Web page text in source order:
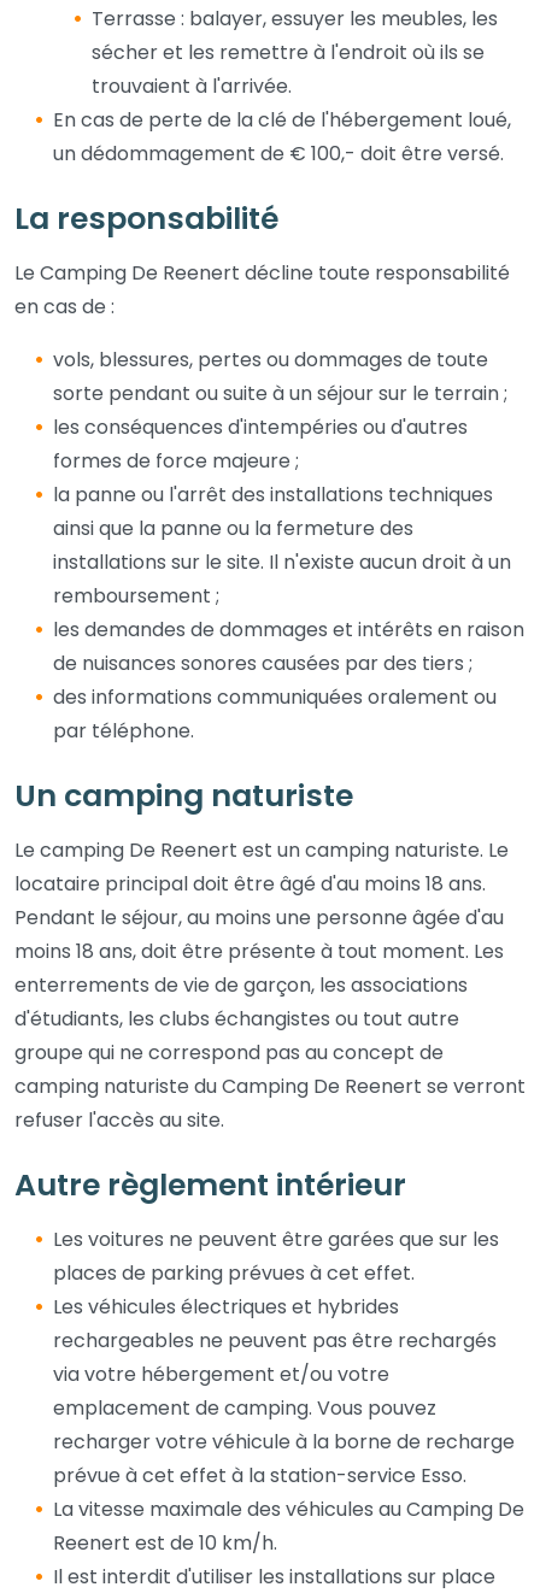
Terrasse : balayer, essuyer les meubles, les
sécher et les remettre à l'endroit où ils se
trouvaient à l'arrivée.
En cas de perte de la clé de l'hébergement loué,
un dédommagement de € 100,- doit être versé.
La responsabilité
Le Camping De Reenert décline toute responsabilité
en cas de :
vols, blessures, pertes ou dommages de toute
sorte pendant ou suite à un séjour sur le terrain ;
les conséquences d'intempéries ou d'autres
formes de force majeure ;
la panne ou l'arrêt des installations techniques
ainsi que la panne ou la fermeture des
installations sur le site. Il n'existe aucun droit à un
remboursement ;
les demandes de dommages et intérêts en raison
de nuisances sonores causées par des tiers ;
des informations communiquées oralement ou
par téléphone.
Un camping naturiste
Le camping De Reenert est un camping naturiste. Le
locataire principal doit être âgé d'au moins 18 ans.
Pendant le séjour, au moins une personne âgée d'au
moins 18 ans, doit être présente à tout moment. Les
enterrements de vie de garçon, les associations
d'étudiants, les clubs échangistes ou tout autre
groupe qui ne correspond pas au concept de
camping naturiste du Camping De Reenert se verront
refuser l'accès au site.
Autre règlement intérieur
Les voitures ne peuvent être garées que sur les
places de parking prévues à cet effet.
Les véhicules électriques et hybrides
rechargeables ne peuvent pas être rechargés
via votre hébergement et/ou votre
emplacement de camping. Vous pouvez
recharger votre véhicule à la borne de recharge
prévue à cet effet à la station-service Esso.
La vitesse maximale des véhicules au Camping De
Reenert est de 10 km/h.
Il est interdit d'utiliser les installations sur place